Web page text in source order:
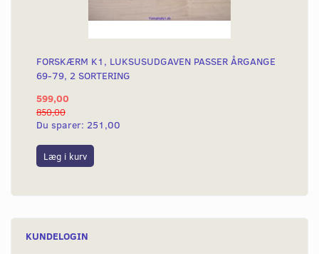
FORSKÆRM K1, LUKSUSUDGAVEN PASSER ÅRGANGE
69-79, 2 SORTERING
599,00
850,00
Du sparer: 251,00
Læg i kurv
KUNDELOGIN